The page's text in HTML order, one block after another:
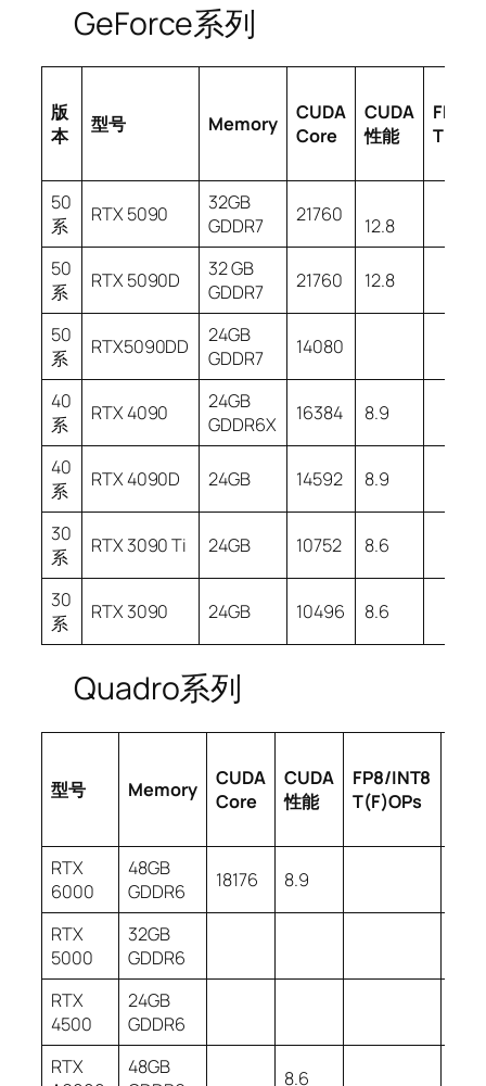
GeForce系列
版
本
型号 Memory
CUDA
Core
CUDA
性能
FP8/
T
50
系
RTX 5090
32GB
GDDR7
21760
12.8
50
系
RTX 5090D
32 GB
GDDR7
21760 12.8
50
系
RTX5090DD
24GB
GDDR7
14080
40
系
RTX 4090
24GB
GDDR6X
16384 8.9
40
系
RTX 4090D 24GB 14592 8.9
30
系
RTX 3090 Ti 24GB 10752 8.6
30
系
RTX 3090 24GB 10496 8.6
Quadro系列
型号 Memory
CUDA
Core
CUDA
性能
FP8/INT8
T(F)OPs
RTX
6000
48GB
GDDR6
18176 8.9
RTX
5000
32GB
GDDR6
RTX
4500
24GB
GDDR6
RTX
48GB
8.6